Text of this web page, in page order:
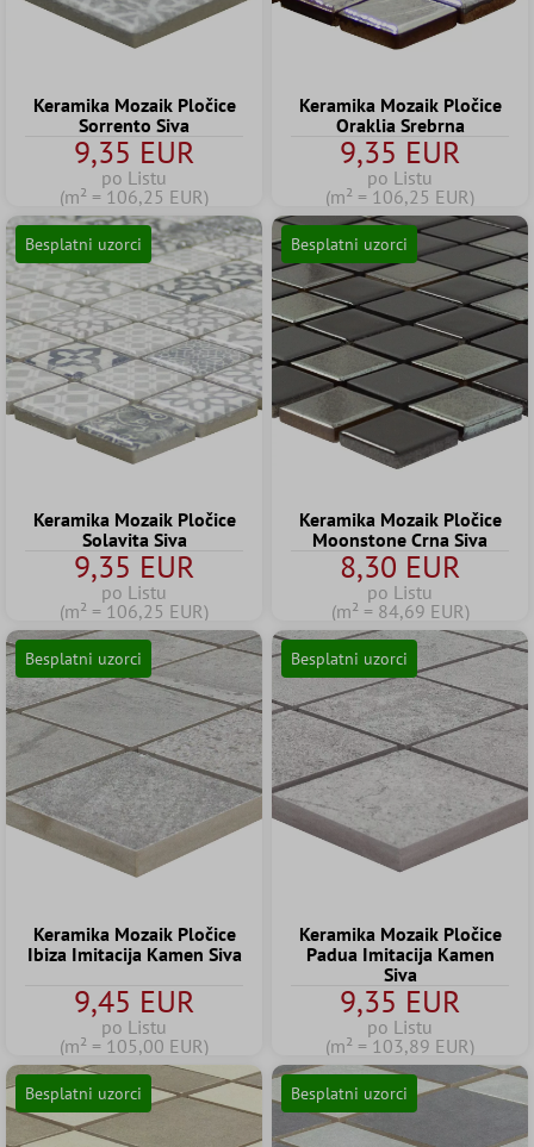
Keramika Mozaik Pločice
Sorrento Siva
9,35 EUR
po Listu
(m² = 106,25 EUR)
Keramika Mozaik Pločice
Oraklia Srebrna
9,35 EUR
po Listu
(m² = 106,25 EUR)
Besplatni uzorci
Keramika Mozaik Pločice
Solavita Siva
9,35 EUR
po Listu
(m² = 106,25 EUR)
Besplatni uzorci
Keramika Mozaik Pločice
Moonstone Crna Siva
8,30 EUR
po Listu
(m² = 84,69 EUR)
Besplatni uzorci
Keramika Mozaik Pločice
Ibiza Imitacija Kamen Siva
9,45 EUR
po Listu
(m² = 105,00 EUR)
Besplatni uzorci
Keramika Mozaik Pločice
Padua Imitacija Kamen
Siva
9,35 EUR
po Listu
(m² = 103,89 EUR)
Besplatni uzorci Besplatni uzorci